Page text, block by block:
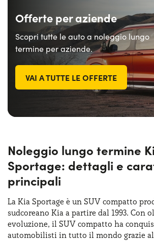
Offerte per aziende
Scopri tutte le auto a noleggio lungo
termine per aziende.
VAI A TUTTE LE OFFERTE
Noleggio lungo termine
Sportage: dettagli e
principali
La Kia Sportage è un SUV compatto
sudcoreano Kia a partire dal 1993. Con
evoluzione, il SUV compatto ha
automobilisti in tutto il mondo grazie